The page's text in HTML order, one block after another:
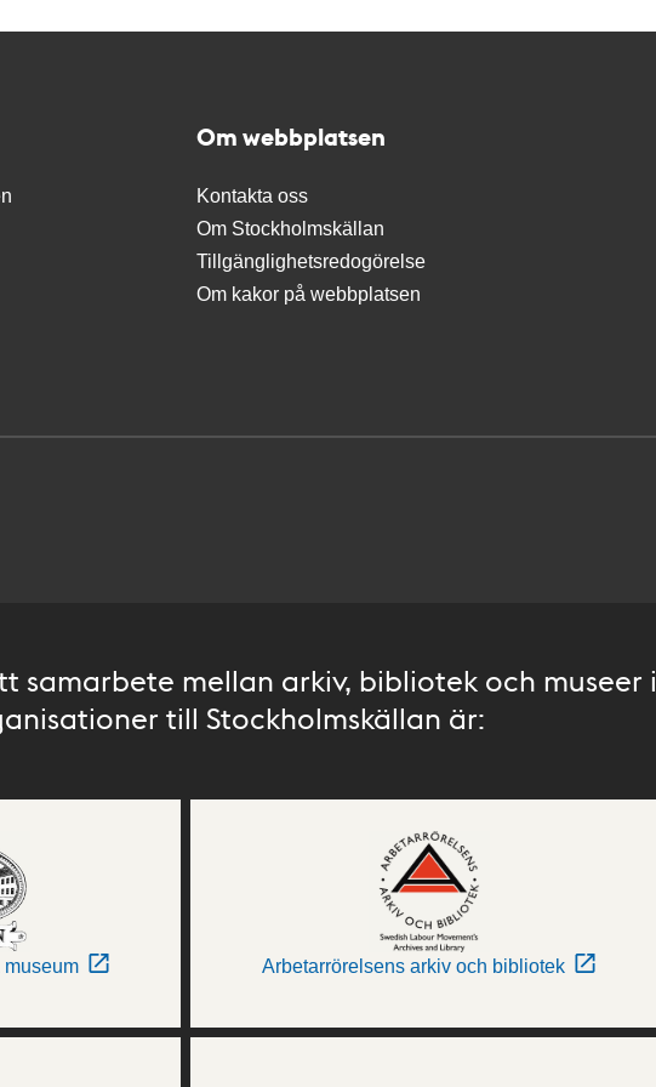
Om webbplatsen
Kontakta oss
Om Stockholmskällan
Tillgänglighetsredogörelse
Om kakor på webbplatsen
samarbete mellan arkiv, bibliotek och museer i
till Stockholmskällan är:
museum Arbetarrörelsens arkiv och bibliotek